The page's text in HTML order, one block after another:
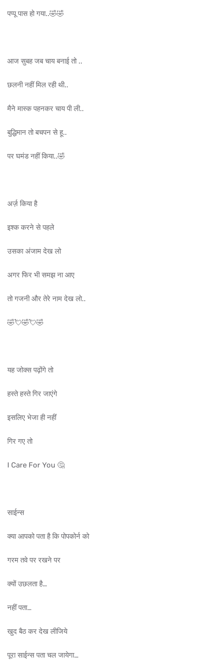
पप्पू पास हो गया..🤣🤣
आज सुबह जब चाय बनाई तो ..
छलनी नहीं मिल रही थी..
मैने मास्क पहनकर चाय पी ली..
बुद्धिमान तो बचपन से हू..
पर घमंड नहीं किया..🤣
अर्ज़ किया है
इश्क करने से पहले
उसका अंजाम देख लो
अगर फिर भी समझ ना आए
तो गजनी और तेरे नाम देख लो..
🤣💘🤣💘🤣
यह जोक्स पढ़ोंगे तो
हस्ते हस्ते गिर जाएंगे
इसलिए भेजा ही नहीं
गिर गए तो
I Care For You 🤔
साईन्स
क्या आपको पता है कि पोपकोर्न को
गरम तवे पर रखने पर
क्यों उछलता है…
नहीं पता…
खुद बैठ कर देख लीजिये
पूरा साईन्स पता चल जायेगा…